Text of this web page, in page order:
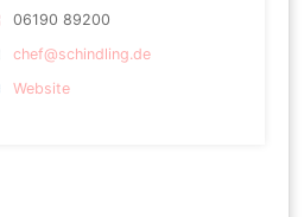
06190 89200
chef@schindling.de
Website